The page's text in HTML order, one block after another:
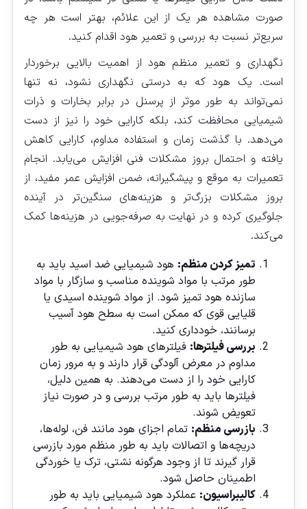
صورت مشاهده هر یک از این علائم، بهتر است هر چه
سریع‌تر نسبت به بررسی و تعمیر هود اقدام کنید.
نگهداری و تعمیر منظم هود از اهمیت بالایی برخوردار
است. یک هود که به درستی نگهداری نشود، نه تنها
نمی‌تواند به طور موثر از پرسنل در برابر بخارات و ذرات
شیمیایی محافظت کند، بلکه کارایی خود را نیز از دست
می‌دهد. با گذشت زمان و استفاده مداوم، کارایی کاهش
یافته و احتمال بروز مشکلات فنی افزایش می‌یابد. انجام
تعمیرات به موقع و پیشگیرانه، ضمن افزایش عمر مفید، از
بروز مشکلات بزرگ‌تر و هزینه‌های سنگین‌تر در آینده
جلوگیری کرده و در نهایت به صرفه‌جویی در هزینه‌ها کمک
می‌کند.
تمیز کردن منظم: هود شیمیایی ضد اسید باید به
طور مرتب با مواد شوینده مناسب و سازگار با مواد
سازنده هود تمیز شود. از مواد شوینده اسیدی یا
قلیایی قوی که ممکن است به سطح هود آسیب
برسانند، خودداری کنید.
بررسی فیلترها: فیلترهای هود شیمیایی به طور
مداوم در معرض آلودگی قرار دارند و به مرور زمان
کارایی خود را از دست می‌دهند. به همین دلیل،
فیلترها باید به طور مرتب بررسی و در صورت نیاز
تعویض شوند.
بازرسی منظم: تمام اجزای هود مانند فن، لوله‌ها،
دریچه‌ها و اتصالات باید به طور منظم مورد بازرسی
قرار گیرند تا از وجود هرگونه نشتی، ترک یا خوردگی
اطمینان حاصل شود.
کالیبراسیون: عملکرد هود شیمیایی باید به طور